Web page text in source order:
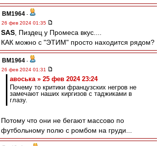
BM1964 -
26 фев 2024 01:35
SAS , Пиздец у Промеса вкус....
КАК можно с "ЭТИМ" просто находится рядом?
BM1964 -
26 фев 2024 01:31
авоська » 25 фев 2024 23:24
Почему то критики французских негров не
замечают наших киргизов с таджиками в
глазу.
Потому что они не бегают массово по
футбольному полю с ромбом на груди...